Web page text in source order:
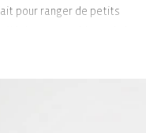
pour ranger de petits
de l’épaule : Pour un